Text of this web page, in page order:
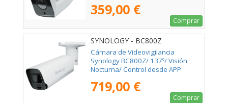
359,00 €
Comprar
SYNOLOGY - BC800Z
Cámara de Videovigilancia
Synology BC800Z/ 137º/ Visión
Nocturna/ Control desde APP
719,00 €
Comprar